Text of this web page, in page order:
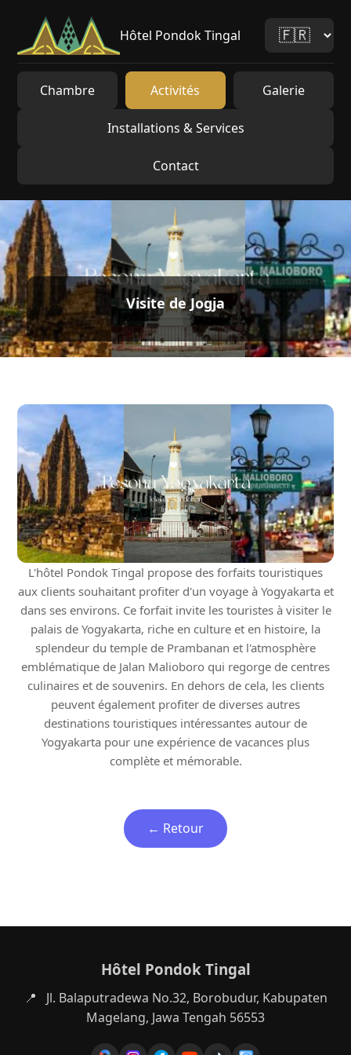
Hôtel Pondok Tingal
Chambre Activités Galerie
Installations & Services
Contact
Visite de Jogja
L'hôtel Pondok Tingal propose des forfaits touristiques
aux clients souhaitant profiter d'un voyage à Yogyakarta et
dans ses environs. Ce forfait invite les touristes à visiter le
palais de Yogyakarta, riche en culture et en histoire, la
splendeur du temple de Prambanan et l'atmosphère
emblématique de Jalan Malioboro qui regorge de centres
culinaires et de souvenirs. En dehors de cela, les clients
peuvent également profiter de diverses autres
destinations touristiques intéressantes autour de
Yogyakarta pour une expérience de vacances plus
complète et mémorable.
← Retour
Hôtel Pondok Tingal
📍
Jl. Balaputradewa No.32, Borobudur, Kabupaten
Magelang, Jawa Tengah 56553